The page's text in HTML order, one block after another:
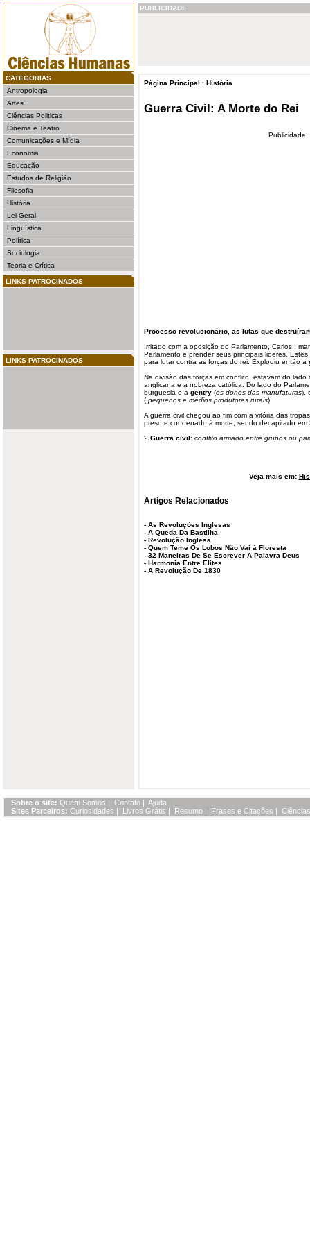
CATEGORIAS
Antropologia
Artes
Ciências Politicas
Cinema e Teatro
Comunicações e Mídia
Economia
Educação
Estudos de Religião
Filosofia
História
Lei Geral
Linguística
Política
Sociologia
Teoria e Crítica
LINKS PATROCINADOS
LINKS PATROCINADOS
PUBLICIDADE
Página Principal : História
Guerra Civil: A Morte do Rei
Publicidade
Processo revolucionário, as lutas que
Irritado com a oposição do Parlamento, Carlos I
Parlamento e prender seus principais lideres.
para lutar contra as forças do rei. Explodiu então a
Na divisão das forças em conflito , estavam do
anglicana e a nobreza católica. Do lado do
burguesia e a gentry (os donos das manufaturas),
( pequenos e médios produtores rurais).
A guerra civil chegou ao fim com a vitória das
preso e condenado à morte, sendo decapitado
? Guerra civil: conflito armado entre grupos ou
Veja mais em:
Artigos Relacionados
- As Revoluções Inglesas
- A Queda Da Bastilha
- Revolução Inglesa
- Quem Teme Os Lobos Não Vai à Floresta
- 32 Maneiras De Se Escrever A Palavra Deus
- Harmonia Entre Elites
- A Revolução De 1830
Sobre o site: Quem Somos | Contato | Ajuda
Sites Parceiros: Curiosidades | Livros Grátis | Resumo | Frases e Citações |